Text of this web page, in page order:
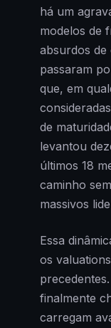
há um
modelos de
absurdos
passaram
que, em
de
levantou
últimos 18
caminho
massivos
Essa
os
finalmente
carregam